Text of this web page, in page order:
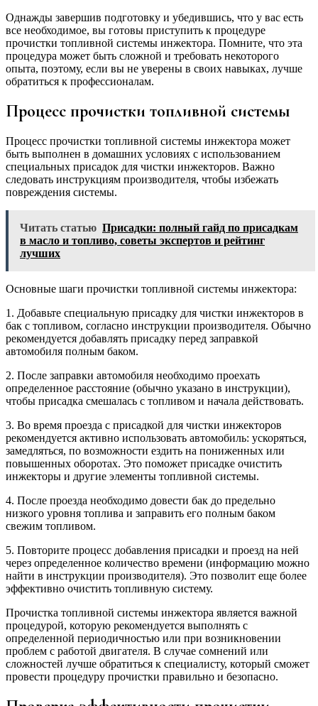
Однажды завершив подготовку и убедившись, что у вас есть
все необходимое, вы готовы приступить к процедуре
прочистки топливной системы инжектора. Помните, что эта
процедура может быть сложной и требовать некоторого
опыта, поэтому, если вы не уверены в своих навыках, лучше
обратиться к профессионалам.
Процесс прочистки топливной системы
Процесс прочистки топливной системы инжектора может
быть выполнен в домашних условиях с использованием
специальных присадок для чистки инжекторов. Важно
следовать инструкциям производителя, чтобы избежать
повреждения системы.
Читать статью Присадки: полный гайд по присадкам
в масло и топливо, советы экспертов и рейтинг
лучших
Основные шаги прочистки топливной системы инжектора:
1. Добавьте специальную присадку для чистки инжекторов в
бак с топливом, согласно инструкции производителя. Обычно
рекомендуется добавлять присадку перед заправкой
автомобиля полным баком.
2. После заправки автомобиля необходимо проехать
определенное расстояние (обычно указано в инструкции),
чтобы присадка смешалась с топливом и начала действовать.
3. Во время проезда с присадкой для чистки инжекторов
рекомендуется активно использовать автомобиль: ускоряться,
замедляться, по возможности ездить на пониженных или
повышенных оборотах. Это поможет присадке очистить
инжекторы и другие элементы топливной системы.
4. После проезда необходимо довести бак до предельно
низкого уровня топлива и заправить его полным баком
свежим топливом.
5. Повторите процесс добавления присадки и проезд на ней
через определенное количество времени (информацию можно
найти в инструкции производителя). Это позволит еще более
эффективно очистить топливную систему.
Прочистка топливной системы инжектора является важной
процедурой, которую рекомендуется выполнять с
определенной периодичностью или при возникновении
проблем с работой двигателя. В случае сомнений или
сложностей лучше обратиться к специалисту, который сможет
провести процедуру прочистки правильно и безопасно.